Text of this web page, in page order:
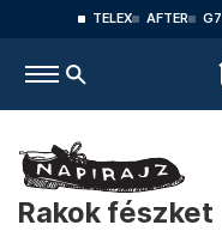
TELEX AFTER G7
Rakok fészket